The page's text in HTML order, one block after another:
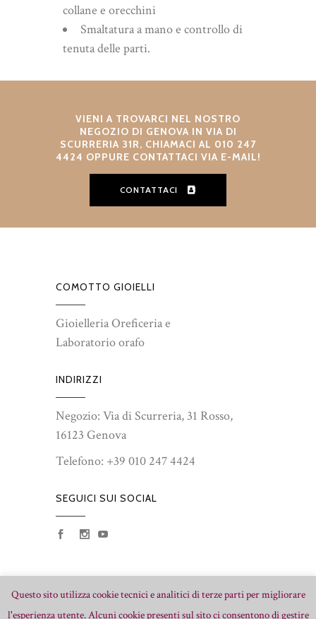
collane e orecchini
Smaltatura a mano e controllo di
tenuta delle parti.
VIENI A TROVARCI NEL NOSTRO
NEGOZIO DI GENOVA IN VIA DI
SCURRERIA 31R, CHIAMACI AL 010 247
4424 OPPURE CONTATTACI VIA E-MAIL!
CONTATTACI
COMOTTO GIOIELLI
Gioielleria Oreficeria e
Laboratorio orafo
INDIRIZZI
Negozio: Via di Scurreria, 31 Rosso,
16123 Genova
Telefono: +39 010 247 4424
SEGUICI SUI SOCIAL
Questo sito utilizza cookie tecnici e analitici di terze parti per migliorare
l'esperienza utente. Alcuni cookie presenti sul sito ci consentono di gestire